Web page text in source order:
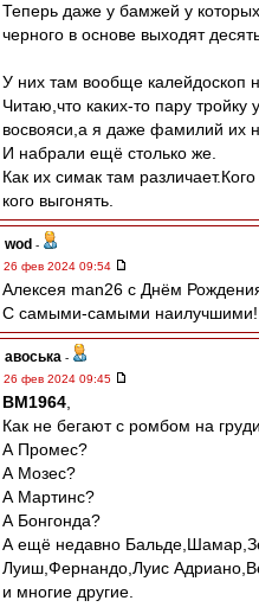
Теперь даже у бамжей у
черного в основе выходят
У них там вообще калейдоскоп
Читаю,что каких-то пару тройку
восвояси,а я даже фамилий их
И набрали ещё столько же.
Как их симак там различает.Кого
кого выгонять.
wod -
26 фев 2024 09:54
Алексея man26 с Днём
С самыми-самыми
авоська -
26 фев 2024 09:45
BM1964
Как не бегают с ромбом на
А Промес?
А Мозес?
А Мартинс?
А Бонгонда?
А ещё недавно
Луиш,Фернандо,Луис
и многие другие.